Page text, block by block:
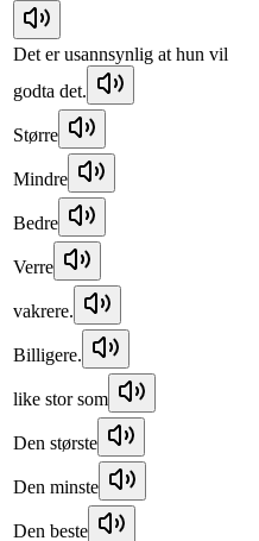
Det er usannsynlig at hun vil
godta det.
Større
Mindre
Bedre
Verre
vakrere.
Billigere.
like stor som
Den største
Den minste
Den beste